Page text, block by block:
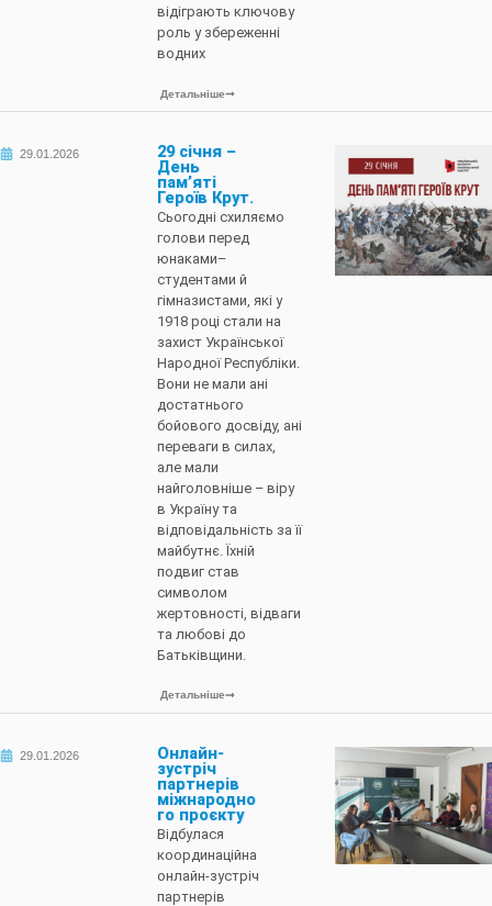
відіграють ключову
роль у збереженні
водних
Детальніше
29.01.2026
29 січня –
День
пам’яті
Героїв Крут.
Сьогодні схиляємо
голови перед
юнаками–
студентами й
гімназистами, які у
1918 році стали на
захист Української
Народної Республіки.
Вони не мали ані
достатнього
бойового досвіду, ані
переваги в силах,
але мали
найголовніше – віру
в Україну та
відповідальність за її
майбутнє. Їхній
подвиг став
символом
жертовності, відваги
та любові до
Батьківщини.
Детальніше
29.01.2026
Онлайн-
зустріч
партнерів
міжнародно
го проєкту
Відбулася
координаційна
онлайн-зустріч
партнерів